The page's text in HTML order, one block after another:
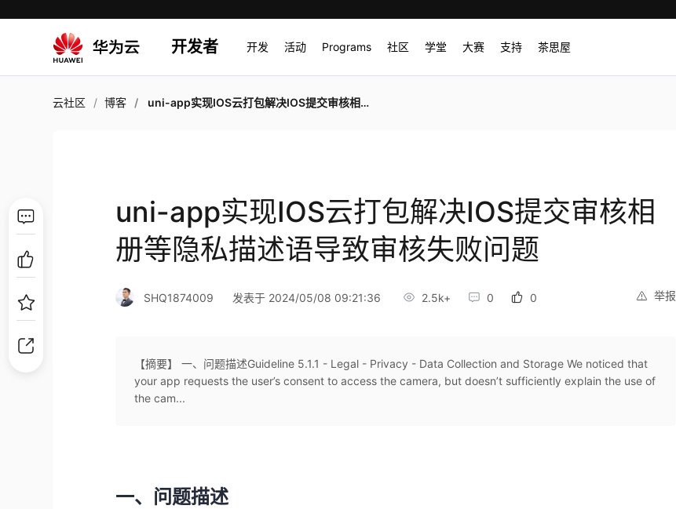
开发者 开发 活动 Programs 社区 学堂 大赛 支持 茶思屋
云社区 博客 uni-app实现IOS云打包解决IOS提交审核相册等隐私描述语导致审核失败问题
uni-app实现IOS云打包解决IOS提交审核相
册等隐私描述语导致审核失败问题
举报
SHQ1874009 发表于 2024/05/08 09:21:36 2.5k+ 0 0
【摘要】 一、问题描述Guideline 5.1.1 - Legal - Privacy - Data Collection and Storage We noticed that
your app requests the user’s consent to access the camera, but doesn’t sufficiently explain the use of
the cam...
一、问题描述